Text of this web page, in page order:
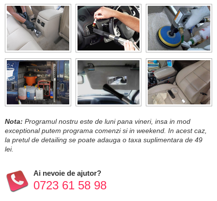
Nota: Programul nostru este de luni pana vineri, insa in mod
exceptional putem programa comenzi si in weekend. In acest caz,
la pretul de detailing se poate adauga o taxa suplimentara de 49
lei.
Ai nevoie de ajutor?
0723 61 58 98